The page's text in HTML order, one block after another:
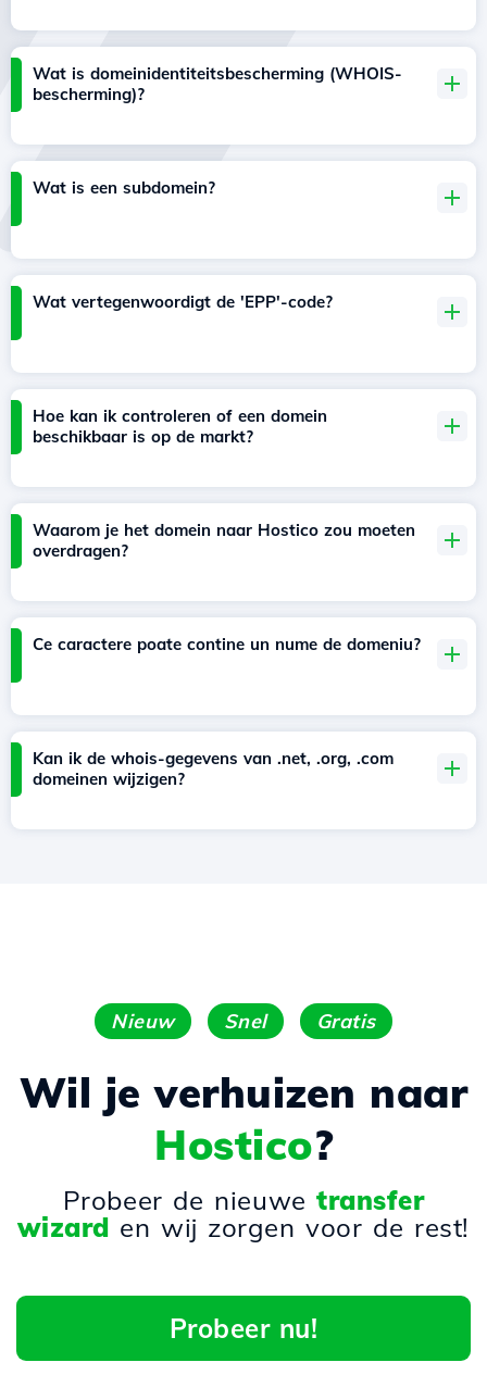
Wat is domeinidentiteitsbescherming (WHOIS-
bescherming)?
Wat is een subdomein?
Wat vertegenwoordigt de 'EPP'-code?
Hoe kan ik controleren of een domein
beschikbaar is op de markt?
Waarom je het domein naar Hostico zou moeten
overdragen?
Ce caractere poate contine un nume de domeniu?
Kan ik de whois-gegevens van .net, .org, .com
domeinen wijzigen?
Nieuw Snel Gratis
Wil je verhuizen naar
Hostico?
Probeer de nieuwetransfer
wizard en wij zorgen voor de rest!
Probeer nu!